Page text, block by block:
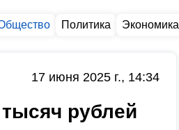
Политика Экономика
17 июня 2025 г., 14:34
рублей